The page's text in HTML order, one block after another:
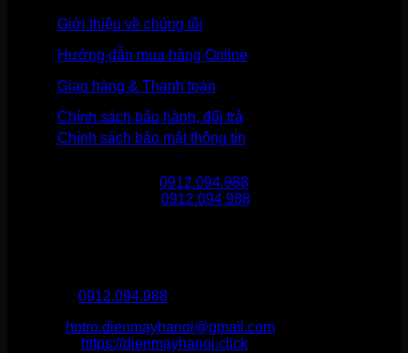
Giới thiệu về chúng tôi
Hướng dẫn mua hàng Online
Giao hàng & Thanh toán
Chính sách bảo hành, đổi trả
Chính sách bảo mật thông tin
0912.094.988
0912.094.988
0912.094.988
hotro.dienmayhanoi@gmail.com
https://dienmayhanoi.click